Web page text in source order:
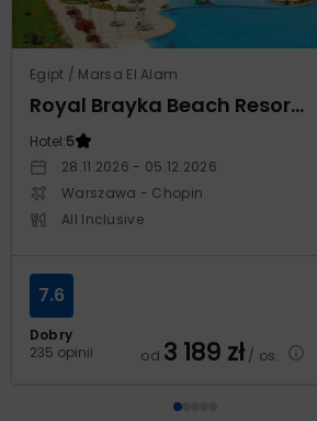
Egipt / Marsa El Alam
Royal Brayka Beach Resort (ex Zee Brayka)
Hotel:5
28.11.2026 - 05.12.2026
Warszawa - Chopin
All Inclusive
Dobry
235 opinii
7.6
od 3 189 zł/ os.